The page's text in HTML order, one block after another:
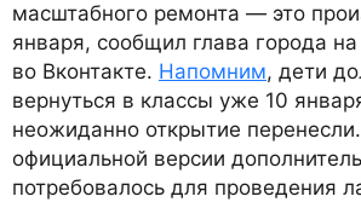
масштабного ремонта — это
января, сообщил глава города
во Вконтакте. Напомним, дети
вернуться в классы уже 10
неожиданно открытие
официальной версии
потребовалось для проведения